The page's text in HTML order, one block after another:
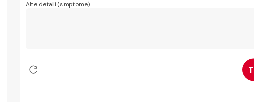
Alte detalii (simptome)